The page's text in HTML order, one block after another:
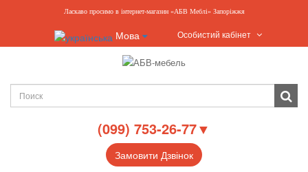
Ласкаво просимо в інтернет-магазин «АБВ Меблі» Запоріжжя
Мова Особистий кабінет
(099) 753-26-77▼
Замовити Дзвінок